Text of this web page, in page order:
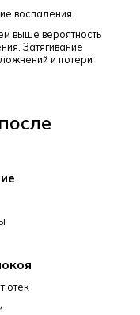
воспаления
выше вероятность
Затягивание
и потери
отёк